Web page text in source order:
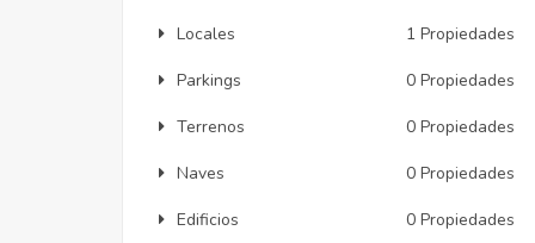
Locales 1 Propiedades
Parkings 0 Propiedades
Terrenos 0 Propiedades
Naves 0 Propiedades
Edificios 0 Propiedades